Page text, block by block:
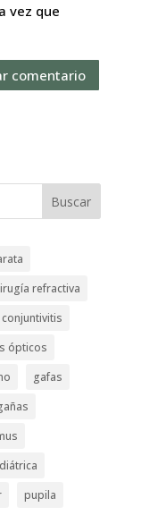
vez que
Buscar
refractiva
conjuntivitis
ópticos
gafas
pupila